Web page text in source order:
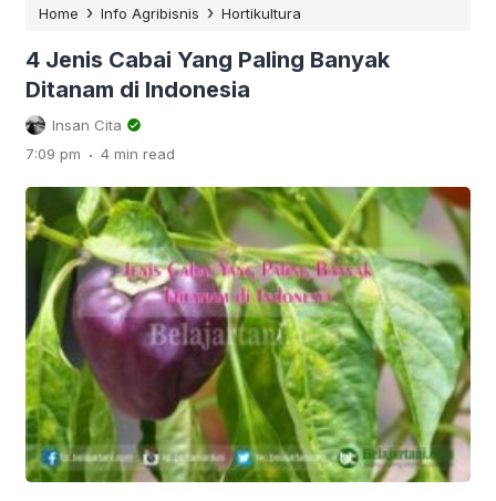
Home › Info Agribisnis › Hortikultura
4 Jenis Cabai Yang Paling Banyak
Ditanam di Indonesia
Insan Cita
7:09 pm . 4 min read